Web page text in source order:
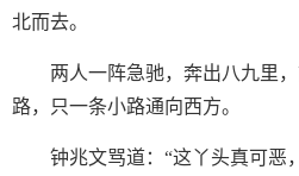
北而去。
两人一阵急驰，奔出八九里
路，只一条小路通向西方。
钟兆文骂道：“这丫头真可恶